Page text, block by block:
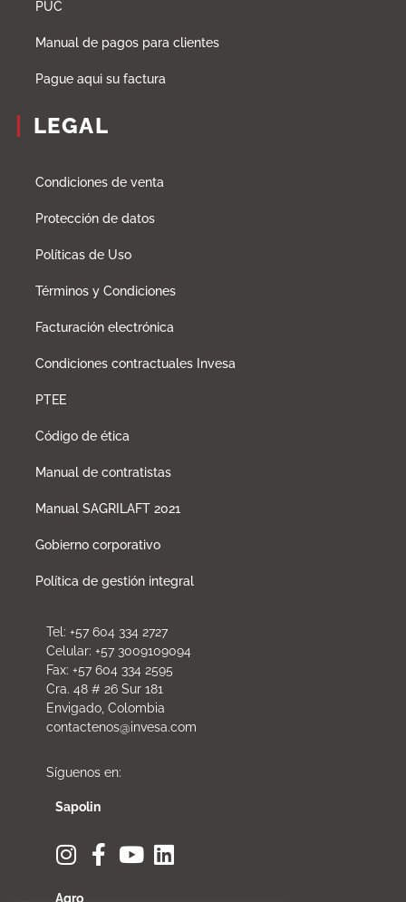
PUC
Manual de pagos para clientes
Pague aqui su factura
LEGAL
Condiciones de venta
Protección de datos
Políticas de Uso
Términos y Condiciones
Facturación electrónica
Condiciones contractuales Invesa
PTEE
Código de ética
Manual de contratistas
Manual SAGRILAFT 2021
Gobierno corporativo
Política de gestión integral
Tel: +57 604 334 2727
Celular: +57 3009109094
Fax: +57 604 334 2595
Cra. 48 # 26 Sur 181
Envigado, Colombia
contactenos@invesa.com
Síguenos en:
Sapolin
Agro